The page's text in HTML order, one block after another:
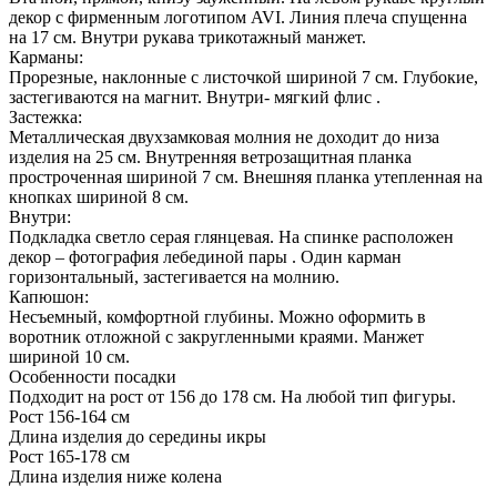
декор с фирменным логотипом AVI. Линия плеча спущенна
на 17 см. Внутри рукава трикотажный манжет.
Карманы:
Прорезные, наклонные с листочкой шириной 7 см. Глубокие,
застегиваются на магнит. Внутри- мягкий флис .
Застежка:
Металлическая двухзамковая молния не доходит до низа
изделия на 25 см. Внутренняя ветрозащитная планка
простроченная шириной 7 см. Внешняя планка утепленная на
кнопках шириной 8 см.
Внутри:
Подкладка светло серая глянцевая. На спинке расположен
декор – фотография лебединой пары . Один карман
горизонтальный, застегивается на молнию.
Капюшон:
Несъемный, комфортной глубины. Можно оформить в
воротник отложной с закругленными краями. Манжет
шириной 10 см.
Особенности посадки
Подходит на рост от 156 до 178 см. На любой тип фигуры.
Рост 156-164 см
Длина изделия до середины икры
Рост 165-178 см
Длина изделия ниже колена